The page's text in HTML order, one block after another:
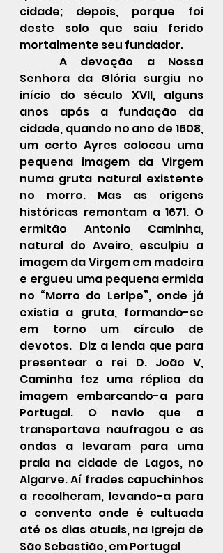
cidade; depois, porque foi
deste solo que saiu ferido
mortalmente seu fundador.
A devoção a Nossa
Senhora da Glória surgiu no
início do século XVII, alguns
anos após a fundação da
cidade, quando no ano de 1608,
um certo Ayres colocou uma
pequena imagem da Virgem
numa gruta natural existente
no morro. Mas as origens
históricas remontam a 1671. O
ermitão Antonio Caminha,
natural do Aveiro, esculpiu a
imagem da Virgem em madeira
e ergueu uma pequena ermida
no “Morro do Leripe”, onde já
existia a gruta, formando-se
em torno um círculo de
devotos.  Diz a lenda que para
presentear o rei D. João V,
Caminha fez uma réplica da
imagem embarcando-a para
Portugal. O navio que a
transportava naufragou e as
ondas a levaram para uma
praia na cidade de Lagos, no
Algarve. Aí frades capuchinhos
a recolheram, levando-a para
o convento onde é cultuada
até os dias atuais, na Igreja de
São Sebastião, em Portugal